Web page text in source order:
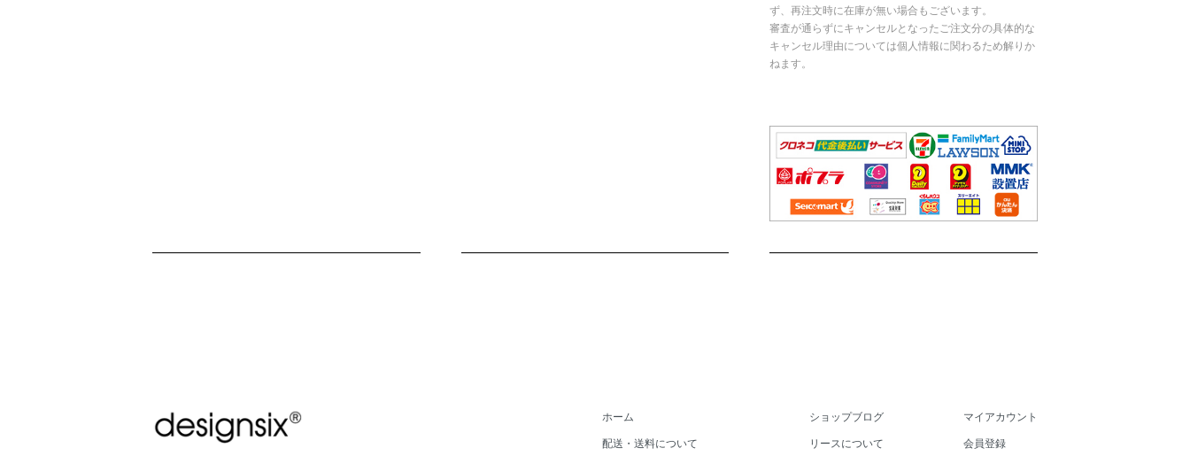
ず、再注文時に在庫が無い場合もございます。
審査が通らずにキャンセルとなったご注文分の具体的な
キャンセル理由については個人情報に関わるため解りか
ねます。
ホーム
配送・送料について
ショップブログ
リースについて
マイアカウント
会員登録